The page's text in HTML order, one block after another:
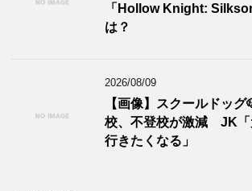
「Hollow Knight:
は？
2026/08/09
【画像】スクールドッ
校、不登校が激減 JK「
行きたくなる」